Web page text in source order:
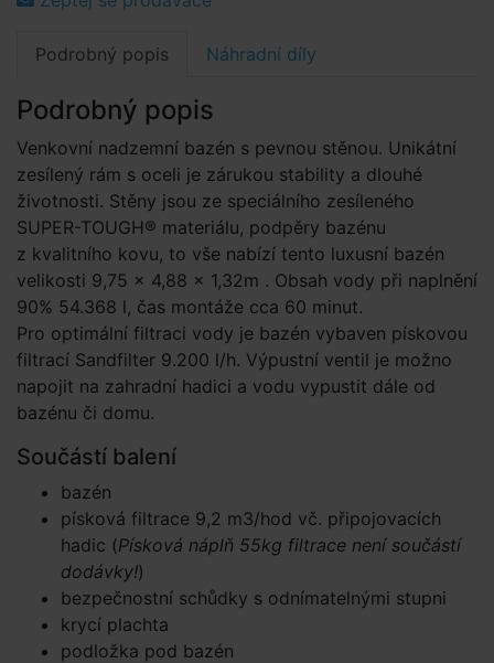
Podrobný popis Náhradní díly
Podrobný popis
Venkovní nadzemní bazén s pevnou stěnou. Unikátní
zesílený rám s oceli je zárukou stability a dlouhé
životnosti. Stěny jsou ze speciálního zesíleného
SUPER-TOUGH® materiálu, podpěry bazénu
z kvalitního kovu, to vše nabízí tento luxusní bazén
velikosti 9,75 × 4,88 × 1,32m . Obsah vody při naplnění
90% 54.368 l, čas montáže cca 60 minut.
Pro optimální filtraci vody je bazén vybaven pískovou
filtrací Sandfilter 9.200 l/h. Výpustní ventil je možno
napojit na zahradní hadici a vodu vypustit dále od
bazénu či domu.
Součástí balení
bazén
písková filtrace 9,2 m3/hod vč. připojovacích
hadic (Písková náplň 55kg filtrace není součástí
dodávky!)
bezpečnostní schůdky s odnímatelnými stupni
krycí plachta
podložka pod bazén